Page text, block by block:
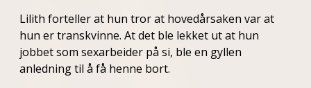
Lilith forteller at hun tror at hovedårsaken var at
hun er transkvinne. At det ble lekket ut at hun
jobbet som sexarbeider på si, ble en gyllen
anledning til å få henne bort.